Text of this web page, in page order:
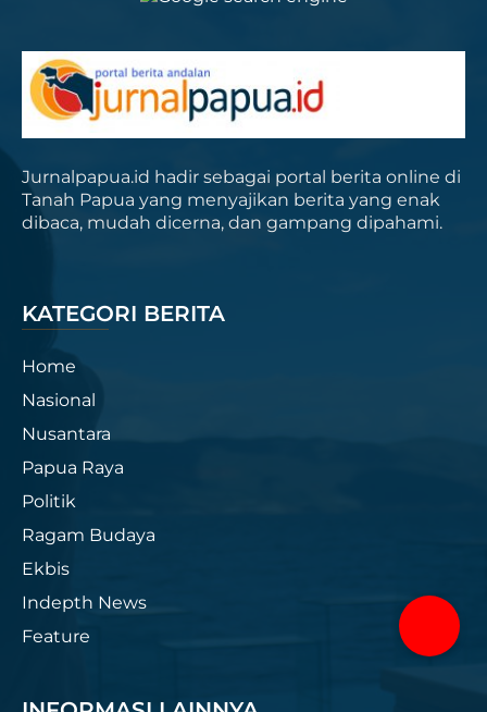
Jurnalpapua.id hadir sebagai portal berita online di
Tanah Papua yang menyajikan berita yang enak
dibaca, mudah dicerna, dan gampang dipahami.
KATEGORI BERITA
Home
Nasional
Nusantara
Papua Raya
Politik
Ragam Budaya
Ekbis
Indepth News
Feature